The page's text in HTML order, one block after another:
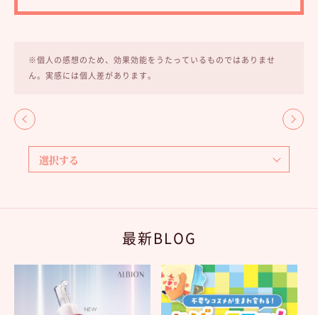
※個人の感想のため、効果効能をうたっているものではありませ
ん。実感には個人差があります。
最新BLOG